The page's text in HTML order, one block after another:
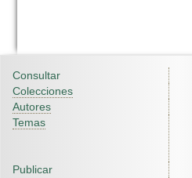
Consultar
Colecciones
Autores
Temas
Publicar